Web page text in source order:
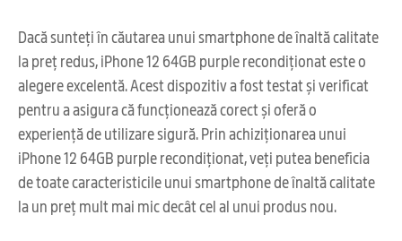
Dacă sunteți în căutarea unui smartphone de înaltă calitate
la preț redus, iPhone 12 64GB purple recondiționat este o
alegere excelentă. Acest dispozitiv a fost testat și verificat
pentru a asigura că funcționează corect și oferă o
experiență de utilizare sigură. Prin achiziționarea unui
iPhone 12 64GB purple recondiționat, veți putea beneficia
de toate caracteristicile unui smartphone de înaltă calitate
la un preț mult mai mic decât cel al unui produs nou.